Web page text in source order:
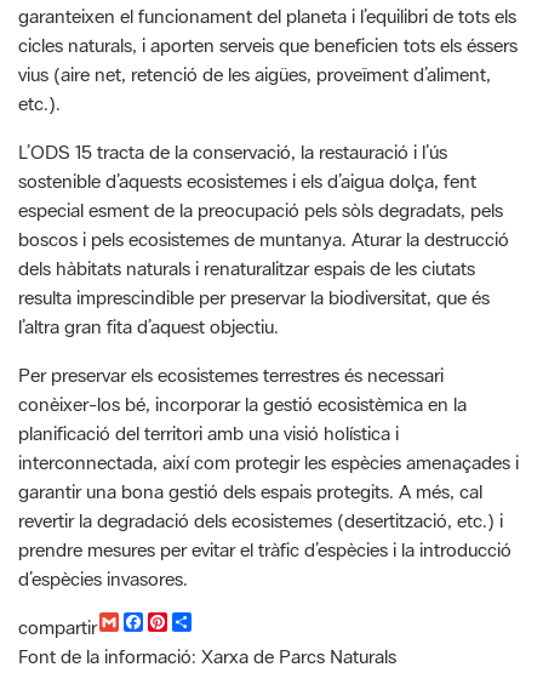
garanteixen el funcionament del planeta i l’equilibri de tots els
cicles naturals, i aporten serveis que beneficien tots els éssers
vius (aire net, retenció de les aigües, proveïment d’aliment,
etc.).
L’ODS 15 tracta de la conservació, la restauració i l’ús
sostenible d’aquests ecosistemes i els d’aigua dolça, fent
especial esment de la preocupació pels sòls degradats, pels
boscos i pels ecosistemes de muntanya. Aturar la destrucció
dels hàbitats naturals i renaturalitzar espais de les ciutats
resulta imprescindible per preservar la biodiversitat, que és
l’altra gran fita d’aquest objectiu.
Per preservar els ecosistemes terrestres és necessari
conèixer-los bé, incorporar la gestió ecosistèmica en la
planificació del territori amb una visió holística i
interconnectada, així com protegir les espècies amenaçades i
garantir una bona gestió dels espais protegits. A més, cal
revertir la degradació dels ecosistemes (desertització, etc.) i
prendre mesures per evitar el tràfic d’espècies i la introducció
d’espècies invasores.
compartir
G
a
F
c
P
n
m
Font de la informació: Xarxa de Parcs Naturals